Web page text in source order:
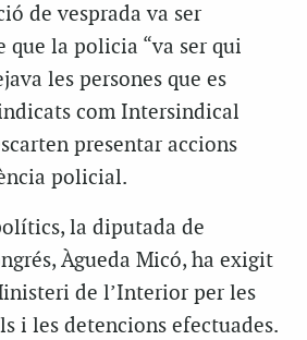
de vesprada va ser
que la policia “va ser qui
les persones que es
com Intersindical
presentar accions
policial.
la diputada de
Àgueda Micó, ha exigit
de l’Interior per les
i les detencions efectuades.